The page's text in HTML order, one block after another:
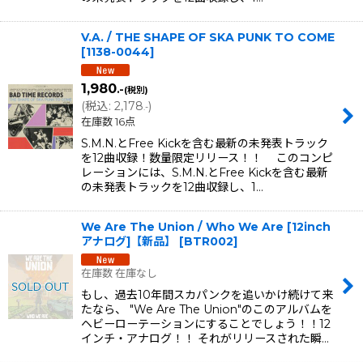
V.A. / THE SHAPE OF SKA PUNK TO COME
[1138-0044]
1,980.-(税別)
(税込: 2,178.-)
在庫数 16点
S.M.N.とFree Kickを含む最新の未発表トラック
を12曲収録！数量限定リリース！！ このコンピ
レーションには、S.M.N.とFree Kickを含む最新
の未発表トラックを12曲収録し、1…
We Are The Union / Who We Are [12inch
アナログ]【新品】
[BTR002]
在庫数 在庫なし
もし、過去10年間スカパンクを追いかけ続けて来
たなら、 "We Are The Union"のこのアルバムを
ヘビーローテーションにすることでしょう！！12
インチ・アナログ！！ それがリリースされた瞬…